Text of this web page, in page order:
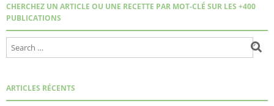
CHERCHEZ UN ARTICLE OU UNE RECETTE PAR MOT-CLÉ SUR LES +400
PUBLICATIONS
ARTICLES RÉCENTS